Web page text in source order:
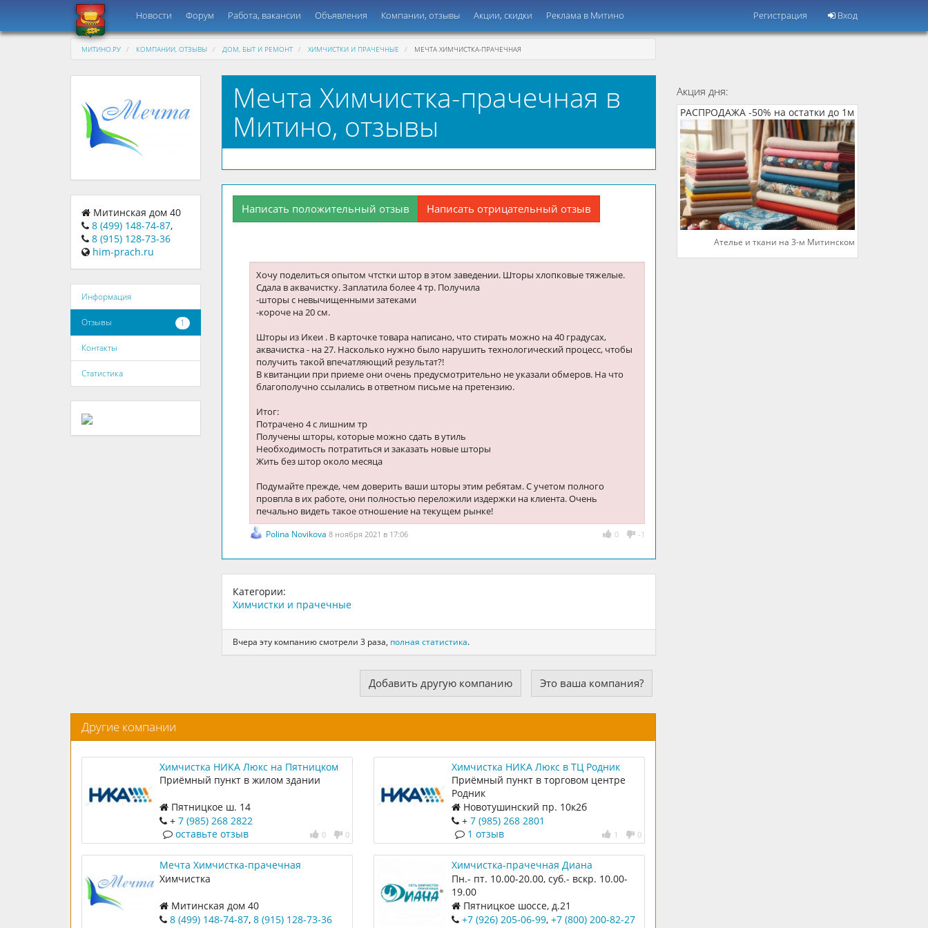
Регистрация Вход
Новости Форум Работа, вакансии Объявления Компании, отзывы Акции, скидки Реклама в Митино
МИТИНО.РУ КОМПАНИИ, ОТЗЫВЫ ДОМ, БЫТ И РЕМОНТ ХИМЧИСТКИ И ПРАЧЕЧНЫЕ МЕЧТА ХИМЧИСТКА-ПРАЧЕЧНАЯ
Митинская дом 40
8 (499) 148-74-87,
8 (915) 128-73-36
him-prach.ru
Информация
1
Отзывы
Контакты
Статистика
Мечта Химчистка-прачечная в
Митино, отзывы
Написать положительный отзыв Написать отрицательный отзыв
Хочу поделиться опытом чтстки штор в этом заведении. Шторы хлопковые тяжелые.
Сдала в аквачистку. Заплатила более 4 тр. Получила
-шторы с невычищенными затеками
-короче на 20 см.
Шторы из Икеи . В карточке товара написано, что стирать можно на 40 градусах,
аквачистка - на 27. Насколько нужно было нарушить технологический процесс, чтобы
получить такой впечатляющий результат?!
В квитанции при приеме они очень предусмотрительно не указали обмеров. На что
благополучно ссылались в ответном письме на претензию.
Итог:
Потрачено 4 с лишним тр
Получены шторы, которые можно сдать в утиль
Необходимость потратиться и заказать новые шторы
Жить без штор около месяца
Подумайте прежде, чем доверить ваши шторы этим ребятам. С учетом полного
провпла в их работе, они полностью переложили издержки на клиента. Очень
печально видеть такое отношение на текущем рынке!
0 -1
Polina Novikova8 ноября 2021 в 17:06
Категории:
Химчистки и прачечные
Вчера эту компанию смотрели 3 раза, полная статистика.
Добавить другую компанию Это ваша компания?
Другие компании
Химчистка НИКА Люкс на Пятницком
шоссе
Приёмный пункт в жилом здании
Пятницкое ш. 14
+ 7 (985) 268 2822
0 0
оставьте отзыв
Химчистка НИКА Люкс в ТЦ Родник
Приёмный пункт в торговом центре
Родник
Новотушинский пр. 10к2б
+ 7 (985) 268 2801
1 0
1 отзыв
Мечта Химчистка-прачечная
Химчистка
Митинская дом 40
8 (499) 148-74-87, 8 (915) 128-73-36
Химчистка-прачечная Диана
Пн.- пт. 10.00-20.00, суб.- вскр. 10.00-
19.00
Пятницкое шоссе, д.21
+7 (926) 205-06-99, +7 (800) 200-82-27
Акция дня:
РАСПРОДАЖА -50% на остатки до 1м
Ателье и ткани на 3-м Митинском